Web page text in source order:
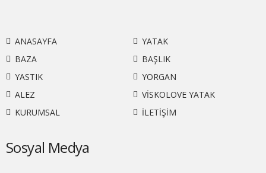
ANASAYFA
YATAK
BAZA
BAŞLIK
YASTIK
YORGAN
ALEZ
VİSKOLOVE YATAK
KURUMSAL
İLETİŞİM
Sosyal Medya